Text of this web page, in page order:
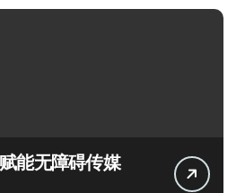
能无障碍传媒